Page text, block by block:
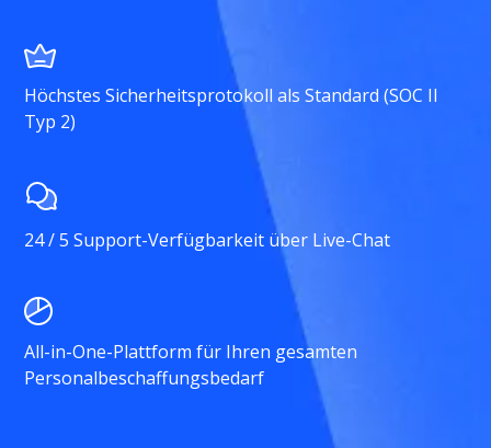
Höchstes Sicherheitsprotokoll als Standard (SOC II
Typ 2)
24 / 5 Support-Verfügbarkeit über Live-Chat
All-in-One-Plattform für Ihren gesamten
Personalbeschaffungsbedarf